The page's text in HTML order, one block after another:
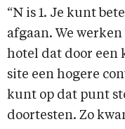
“N is 1. Je kunt
afgaan. We
hotel dat door een
site een hogere
kunt op dat punt
doortesten. Zo